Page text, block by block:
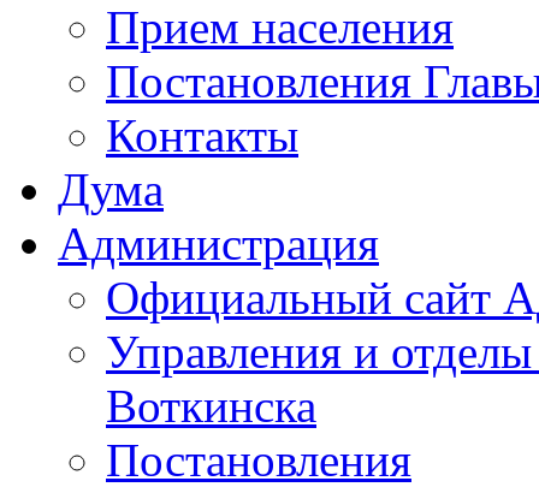
Прием населения
Постановления
Контакты
Дума
Администрация
Официальный сайт
Управления и
Воткинска
Постановления